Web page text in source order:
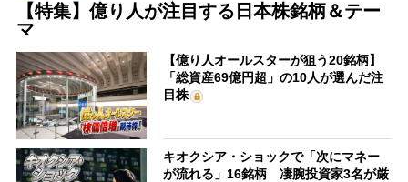
【特集】億り人が注目する日本株銘柄＆テー
マ
【億り人オールスターが狙う20銘柄】
「総資産69億円超」の10人が選んだ注
目株
キオクシア・ショックで「次にマネー
が流れる」16銘柄 凄腕投資家3名が厳